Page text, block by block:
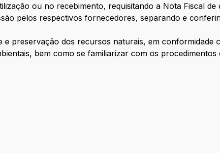
ou no recebimento, requisitando a Nota Fiscal de
pelos respectivos fornecedores, separando e
preservação dos recursos naturais, em conformidade
bem como se familiarizar com os procedimentos